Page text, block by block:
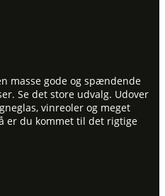
masse gode og spændende
Se det store udvalg. Udover
vinreoler og meget
er du kommet til det rigtige